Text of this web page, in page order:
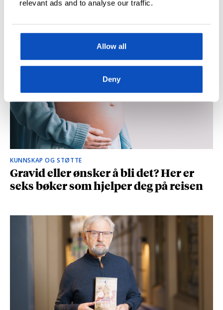
relevant ads and to analyse our traffic.
Allow all
Deny
og spionasje ble helt uinteressant i
KUNNSKAP OG STØTTE
Gravid eller ønsker å bli det? Her er
seks bøker som hjelper deg på reisen